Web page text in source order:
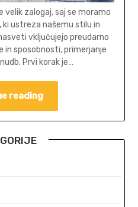
velik zalogaj, saj se moramo
ustreza našemu stilu in
vključujejo preudarno
in sposobnosti, primerjanje
Prvi korak je…
reading